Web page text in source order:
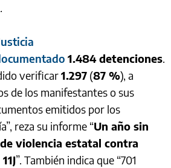
1.484 detenciones.
verificar1.297 (87 %), a
de los manifestantes o sus
emitidos por los
reza su informe “Un año sin
violencia estatal contra
”. También indica que “701